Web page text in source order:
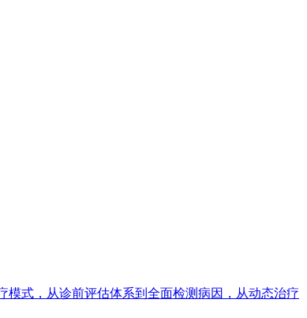
式，从诊前评估体系到全面检测病因，从动态治疗